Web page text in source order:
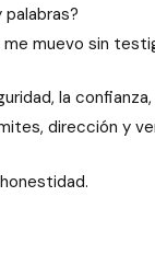
muevo sin
la
dirección y